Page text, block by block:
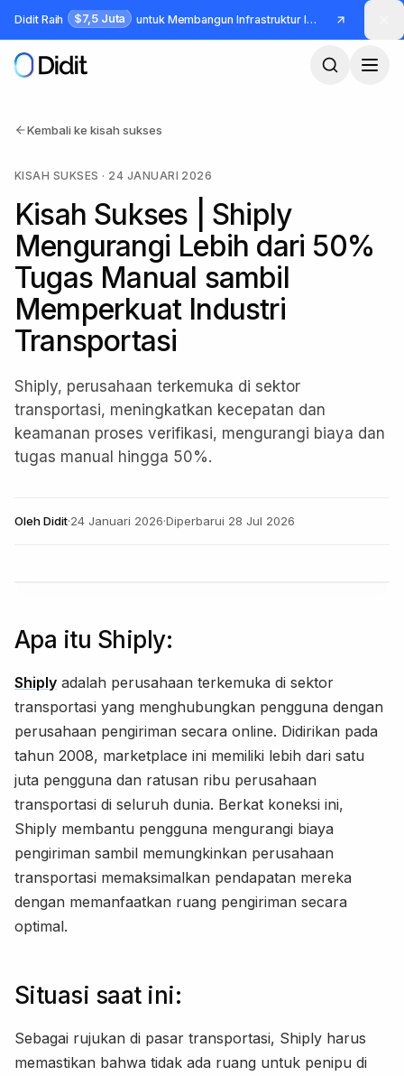
Lewati ke konten utama
Didit Raih $7,5 Juta untuk Membangun Infrastruktur Identitas dan Fraud
Kembali ke kisah sukses
KISAH SUKSES · 24 JANUARI 2026
Kisah Sukses | Shiply
Mengurangi Lebih dari 50%
Tugas Manual sambil
Memperkuat Industri
Transportasi
Shiply, perusahaan terkemuka di sektor
transportasi, meningkatkan kecepatan dan
keamanan proses verifikasi, mengurangi biaya dan
tugas manual hingga 50%.
OlehDidit·24 Januari 2026·Diperbarui 28 Jul 2026
Apa itu Shiply:
Shiply adalah perusahaan terkemuka di sektor
transportasi yang menghubungkan pengguna dengan
perusahaan pengiriman secara online. Didirikan pada
tahun 2008, marketplace ini memiliki lebih dari satu
juta pengguna dan ratusan ribu perusahaan
transportasi di seluruh dunia. Berkat koneksi ini,
Shiply membantu pengguna mengurangi biaya
pengiriman sambil memungkinkan perusahaan
transportasi memaksimalkan pendapatan mereka
dengan memanfaatkan ruang pengiriman secara
optimal.
Situasi saat ini:
Sebagai rujukan di pasar transportasi, Shiply harus
memastikan bahwa tidak ada ruang untuk penipu di